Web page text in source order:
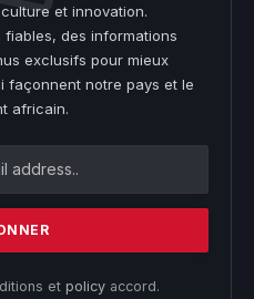
et innovation.
fiables, des informations
exclusifs pour mieux
façonnent notre pays et le
africain.
et policyaccord.